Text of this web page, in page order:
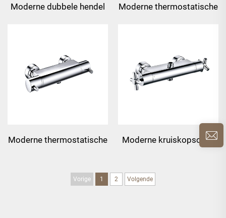
Moderne dubbele hendel
Moderne thermostatische
Moderne thermostatische
Moderne kruiskopschuif
Vorige 1 2 Volgende